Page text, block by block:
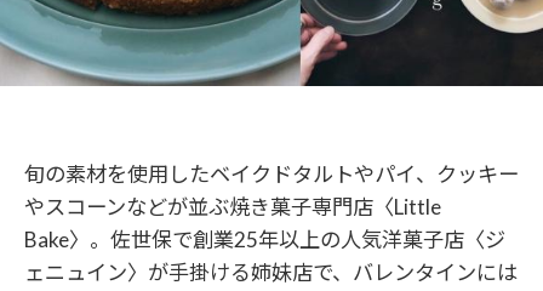
旬の素材を使用したベイクドタルトやパイ、クッキー
やスコーンなどが並ぶ焼き菓子専門店〈Little
Bake〉。佐世保で創業25年以上の人気洋菓子店〈ジ
ェニュイン〉が手掛ける姉妹店で、バレンタインには